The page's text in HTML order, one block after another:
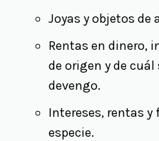
Joyas y objetos de
Rentas en dinero,
de origen y de
devengo.
Intereses, rentas y
especie.